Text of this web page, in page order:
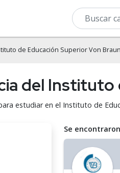
de Educación Superior Von Braun
del
estudiar en el Instituto de
Se